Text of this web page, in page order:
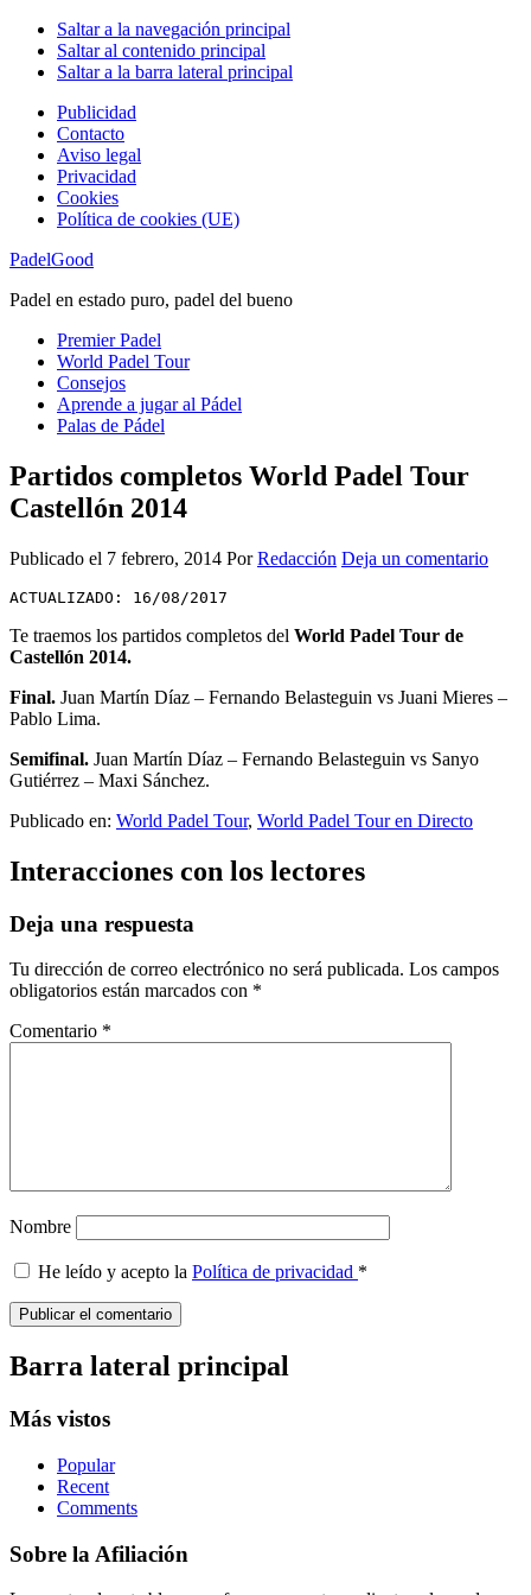
Saltar a la navegación principal
Saltar al contenido principal
Saltar a la barra lateral principal
Publicidad
Contacto
Aviso legal
Privacidad
Cookies
Política de cookies (UE)
PadelGood
Padel en estado puro, padel del bueno
Premier Padel
World Padel Tour
Consejos
Aprende a jugar al Pádel
Palas de Pádel
Partidos completos World Padel Tour
Castellón 2014
Publicado el 7 febrero, 2014 PorRedacción Deja un comentario
ACTUALIZADO: 16/08/2017
Te traemos los partidos completos del World Padel Tour de
Castellón 2014.
Final. Juan Martín Díaz – Fernando Belasteguin vs Juani Mieres –
Pablo Lima.
Semifinal. Juan Martín Díaz – Fernando Belasteguin vs Sanyo
Gutiérrez – Maxi Sánchez.
Publicado en: World Padel Tour, World Padel Tour en Directo
Interacciones con los lectores
Deja una respuesta
Tu dirección de correo electrónico no será publicada. Los campos
obligatorios están marcados con *
Comentario *
Nombre
He leído y acepto la Política de privacidad *
Barra lateral principal
Más vistos
Popular
Recent
Comments
Sobre la Afiliación